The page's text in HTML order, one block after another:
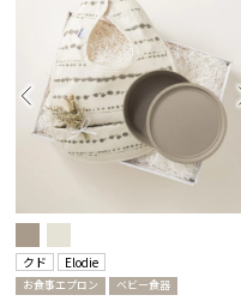
クド Elodie
お食事エプロン ベビー食器